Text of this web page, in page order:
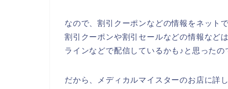
なので、割引クーポンなどの情報をネット
割引クーポンや割引セールなどの情報など
ラインなどで配信しているかも♪と思ったの
だから、メディカルマイスターのお店に詳